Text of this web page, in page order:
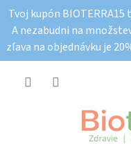
obsah
Tvoj kupón
A nezabudni na
zľava na objednávku je